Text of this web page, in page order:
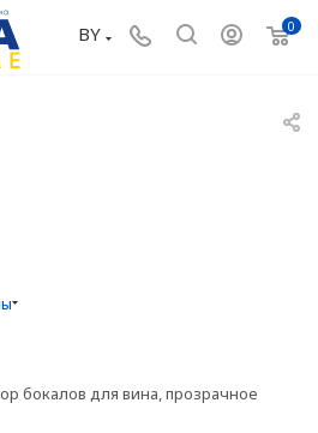
0
BY
бокалов для вина, прозрачное